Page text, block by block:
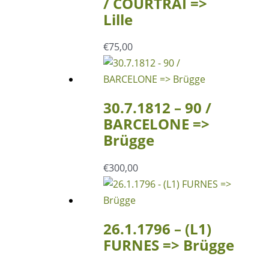
Lille
€75,00
30.7.1812 – 90 /
BARCELONE =>
Brügge
€300,00
26.1.1796 – (L1)
FURNES => Brügge